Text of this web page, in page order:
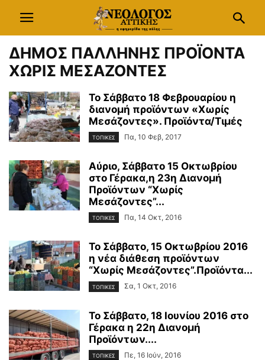
ΔΗΜΟΣ ΠΑΛΛΗΝΗΣ ΠΡΟΪΟΝΤΑ
ΧΩΡΙΣ ΜΕΣΑΖΟΝΤΕΣ
Το Σάββατο 18 Φεβρουαρίου η
διανομή προϊόντων «Χωρίς
Μεσάζοντες». Προϊόντα/Τιμές
ΤΟΠΙΚΕΣ Πα, 10 Φεβ, 2017
Αύριο, Σάββατο 15 Οκτωβρίου
στο Γέρακα,η 23η Διανομή
Προϊόντων “Χωρίς
Μεσάζοντες”...
ΤΟΠΙΚΕΣ Πα, 14 Οκτ, 2016
Το Σάββατο, 15 Οκτωβρίου 2016
η νέα διάθεση προϊόντων
“Χωρίς Μεσάζοντες”.Προϊόντα...
ΤΟΠΙΚΕΣ Σα, 1 Οκτ, 2016
Το Σάββατο, 18 Ιουνίου 2016 στο
Γέρακα η 22η Διανομή
Προϊόντων....
ΤΟΠΙΚΕΣ Πε, 16 Ιούν, 2016